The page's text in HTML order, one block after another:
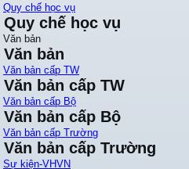
Quy chế học vụ
Quy chế học vụ
Văn bản
Văn bản
Văn bản cấp TW
Văn bản cấp TW
Văn bản cấp Bộ
Văn bản cấp Bộ
Văn bản cấp Trường
Văn bản cấp Trường
Sự kiện-VHVN